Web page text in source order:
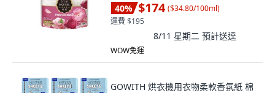
40% $174 ($34.80/100ml)
運費 $195
8/11 星期二 預計送達
WOW免運
GOWITH 烘衣機用衣物柔軟香氛紙 棉